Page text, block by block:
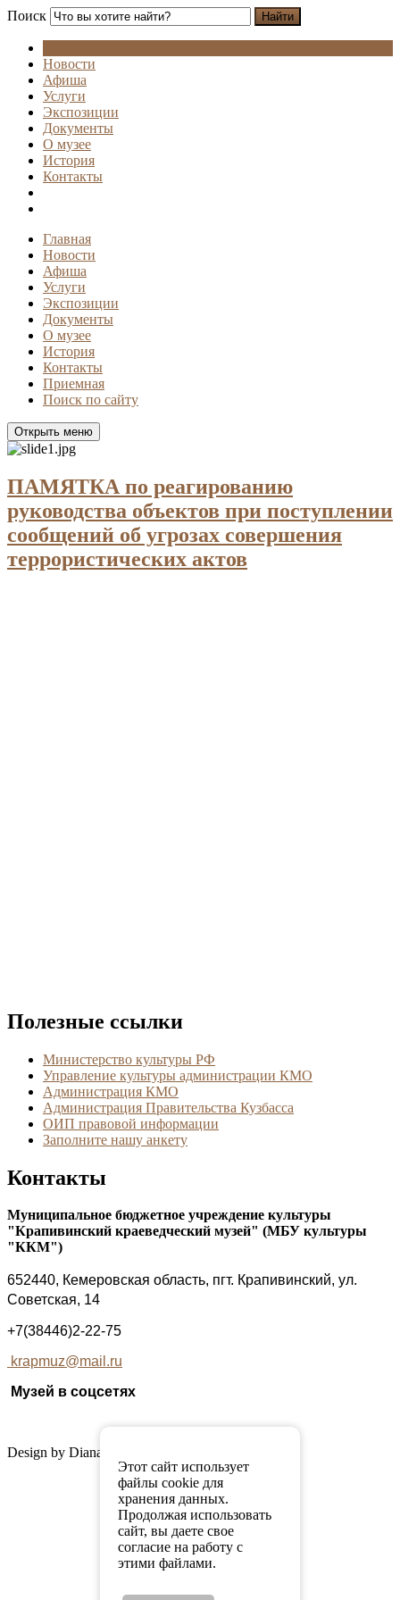
Поиск Найти
Новости
Афиша
Услуги
Экспозиции
Документы
О музее
История
Контакты
Главная
Новости
Афиша
Услуги
Экспозиции
Документы
О музее
История
Контакты
Приемная
Поиск по сайту
Открыть меню
ПАМЯТКА по реагированию
руководства объектов при поступлении
сообщений об угрозах совершения
террористических актов
Полезные ссылки
Министерство культуры РФ
Управление культуры администрации КМО
Администрация КМО
Администрация Правительства Кузбасса
ОИП правовой информации
Заполните нашу анкету
Контакты
Муниципальное бюджетное учреждение культуры
"Крапивинский краеведческий музей" (МБУ культуры
"ККМ")
652440, Кемеровская область, пгт. Крапивинский, ул.
Советская, 14
+7(38446)2-22-75
krapmuz@mail.ru
Музей в соцсетях
Design by Diana Mordowa
Этот сайт использует
файлы cookie для
хранения данных.
Продолжая использовать
сайт, вы даете свое
согласие на работу с
этими файлами.